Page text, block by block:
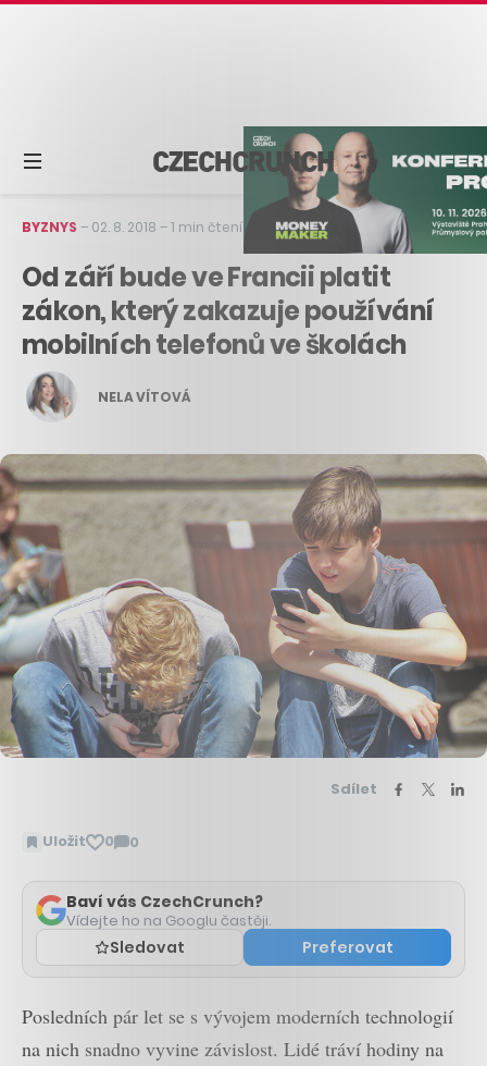
BYZNYS – 02. 8. 2018 –1 min čtení
Od září bude ve Francii platit
zákon, který zakazuje používání
mobilních telefonů ve školách
NELA VÍTOVÁ
Sdílet
Uložit 0 0
Zobrazit
Baví vás CzechCrunch?
Vídejte ho na Googlu častěji.
Sledovat Preferovat
Posledních pár let se s vývojem moderních technologií
na nich snadno vyvine závislost. Lidé tráví hodiny na